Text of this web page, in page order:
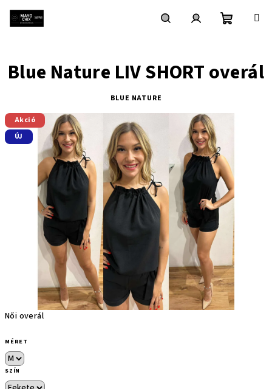
Női overál
MÉRET
SZÍN
Blue Nature LIV SHORT overál
BLUE NATURE
Akció
ÚJ